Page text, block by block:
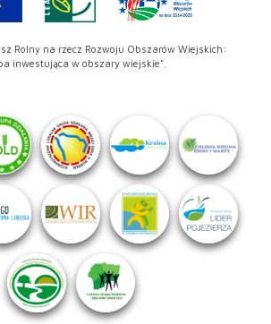
Rolny na rzecz Rozwoju Obszarów Wiejskich:
inwestująca w obszary wiejskie".